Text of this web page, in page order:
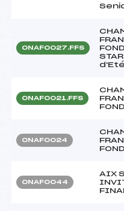
ONAF0027.FFS
ONAF0021.FFS
ONAF0024
ONAF0044
AIX